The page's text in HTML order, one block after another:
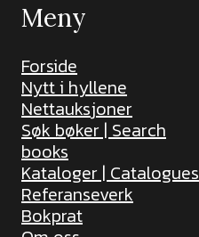
Meny
Forside
Nytt i hyllene
Nettauksjoner
Søk bøker | Search
books
Kataloger | Catalogues
Referanseverk
Bokprat